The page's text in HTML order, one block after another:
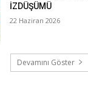
İZDÜŞÜMÜ
22 Haziran 2026
Devamını Göster